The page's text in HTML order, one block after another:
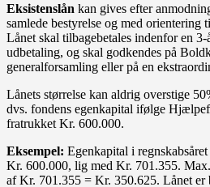
Eksistenslån kan gives efter
samlede bestyrelse og med orientering
Lånet skal tilbagebetales indenfor en
udbetaling, og skal godkendes på
generalforsamling eller på en
Lånets størrelse kan aldrig overstige
dvs. fondens egenkapital ifølge
fratrukket Kr. 600.000.
Eksempel: Egenkapital i
Kr. 600.000, lig med Kr. 701.355.
af Kr. 701.355 = Kr. 350.625. Lånet er